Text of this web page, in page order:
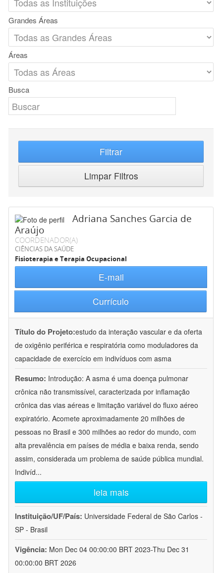
Grandes Áreas
Áreas
Busca
Filtrar
Limpar Filtros
Adriana Sanches Garcia de
Araújo
COORDENADOR(A)
CIÊNCIAS DA SAÚDE
Fisioterapia e Terapia Ocupacional
E-mail
Currículo
Título do Projeto:estudo da interação vascular e da oferta
de oxigênio periférica e respiratória como moduladores da
capacidade de exercício em indivíduos com asma
Resumo: Introdução: A asma é uma doença pulmonar
crônica não transmissível, caracterizada por inflamação
crônica das vias aéreas e limitação variável do fluxo aéreo
expiratório. Acomete aproximadamente 20 milhões de
pessoas no Brasil e 300 milhões ao redor do mundo, com
alta prevalência em países de média e baixa renda, sendo
assim, considerada um problema de saúde pública mundial.
Indivíd...
leia mais
Instituição/UF/País: Universidade Federal de São Carlos -
SP - Brasil
Vigência: Mon Dec 04 00:00:00 BRT 2023-Thu Dec 31
00:00:00 BRT 2026